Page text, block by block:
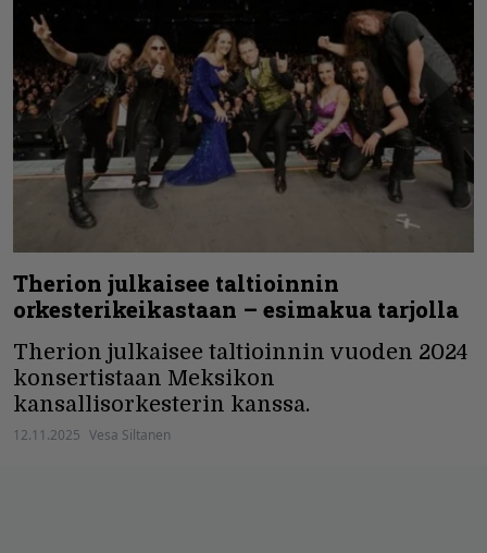
Therion julkaisee taltioinnin
orkesterikeikastaan – esimakua tarjolla
Therion julkaisee taltioinnin vuoden 2024
konsertistaan Meksikon
kansallisorkesterin kanssa.
12.11.2025 Vesa Siltanen